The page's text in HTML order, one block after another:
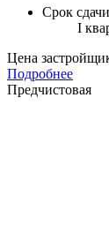
Срок сдачи
I
Цена
Подробнее
Предчистовая